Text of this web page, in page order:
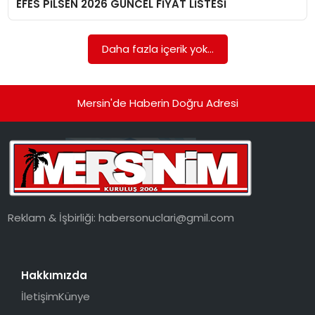
EKONOMI
EFES PİLSEN 2026 GÜNCEL FİYAT LİSTESİ
Daha fazla içerik yok...
Mersin'de Haberin Doğru Adresi
Reklam & İşbirliği:habersonuclari@gmil.com
Hakkımızda
İletişimKünye